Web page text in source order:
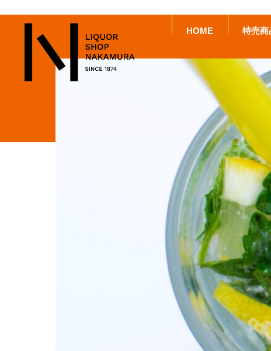
HOME 特売商